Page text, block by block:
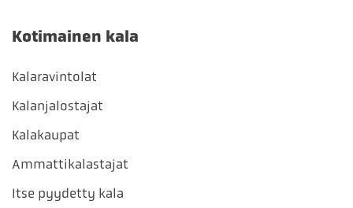
Kotimainen kala
Kalaravintolat
Kalanjalostajat
Kalakaupat
Ammattikalastajat
Itse pyydetty kala